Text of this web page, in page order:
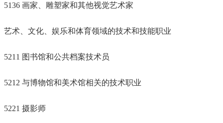
5136 画家、雕塑家和其他视觉艺术家
艺术、文化、娱乐和体育领域的技术和技能职业
5211 图书馆和公共档案技术员
5212 与博物馆和美术馆相关的技术职业
5221 摄影师